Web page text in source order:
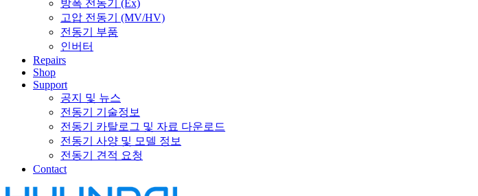
방폭 전동기 (Ex)
고압 전동기 (MV/HV)
전동기 부품
인버터
Repairs
Shop
Support
공지 및 뉴스
전동기 기술정보
전동기 카탈로그 및 자료 다운로드
전동기 사양 및 모델 정보
전동기 견적 요청
Contact